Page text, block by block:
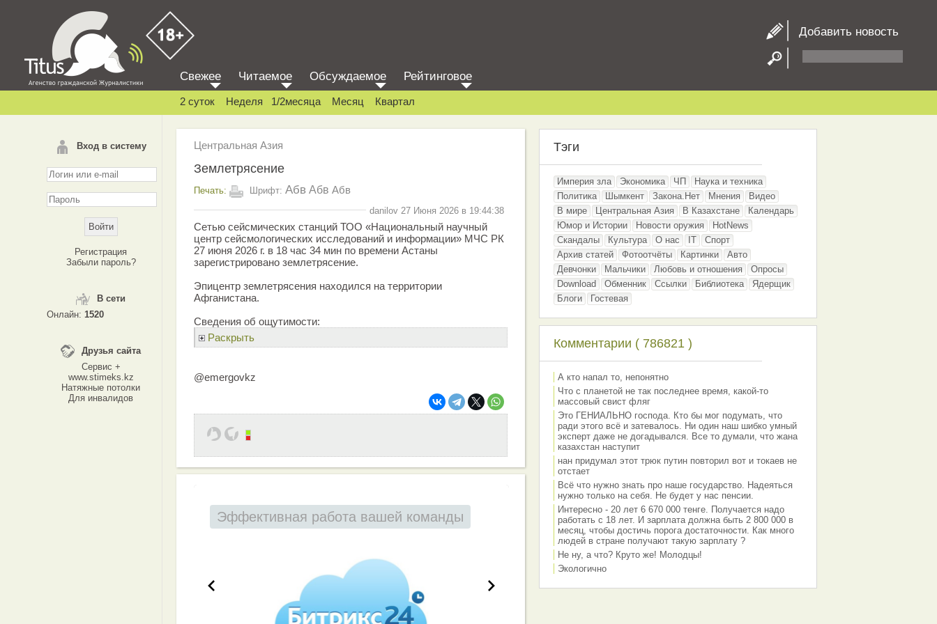
Добавить новость
Вход в систему
Регистрация
Забыли пароль?
В сети
Онлайн: 1520
Друзья сайта
Сервис +
www.stimeks.kz
Натяжные потолки
Для инвалидов
Свежее Читаемое Обсуждаемое Рейтинговое
2 суток Неделя 1/2месяца Месяц Квартал
Центральная Азия
Землетрясение
Печать: Шрифт: Абв Абв Абв
danilov 27 Июня 2026 в 19:44:38
Сетью сейсмических станций ТОО «Национальный научный
центр сейсмологических исследований и информации» МЧС РК
27 июня 2026 г. в 18 час 34 мин по времени Астаны
зарегистрировано землетрясение.
Эпицентр землетрясения находился на территории
Афганистана.
Сведения об ощутимости:
Раскрыть
@emergovkz
Эффективная работа вашей команды
Тэги
Империя зла Экономика ЧП
Наука и техника
Политика
Шымкент Закона.Нет Мнения
Видео
В мире
Центральная Азия В Казахстане
Календарь
Юмор и Истории
Новости оружия
HotNews
Скандалы
Культура О нас IT
Спорт
Архив статей
Фотоотчёты Картинки
Авто
Девчонки
Мальчики Любовь и отношения
Опросы
Download
Обменник Ссылки Библиотека
Ядерщик
Блоги
Гостевая
Комментарии ( 786821 )
А кто напал то, непонятно
Что с планетой не так последнее время, какой-то
массовый свист фляг
Это ГЕНИАЛЬНО господа. Кто бы мог подумать, что
ради этого всё и затевалось. Ни один наш шибко умный
эксперт даже не догадывался. Все то думали, что жана
казахстан наступит
нан придумал этот трюк путин повторил вот и токаев не
отстает
Всё что нужно знать про наше государство. Надеяться
нужно только на себя. Не будет у нас пенсии.
Интересно - 20 лет 6 670 000 тенге. Получается надо
работать с 18 лет. И зарплата должна быть 2 800 000 в
месяц, чтобы достичь порога достаточности. Как много
людей в стране получают такую зарплату ?
Не ну, а что? Круто же! Молодцы!
Экологично